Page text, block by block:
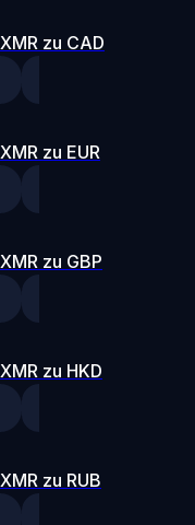
XMR zu CAD
XMR zu EUR
XMR zu GBP
XMR zu HKD
XMR zu RUB